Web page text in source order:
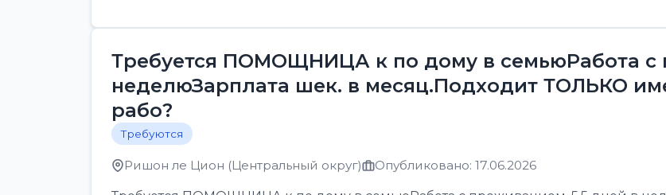
Требуется ПОМОЩНИЦА к по дому в семьюРабота с
неделюЗарплата шек. в месяц.Подходит ТОЛЬКО
рабо?
Требуются
Ришон ле Цион (Центральный округ) Опубликовано: 17.06.2026